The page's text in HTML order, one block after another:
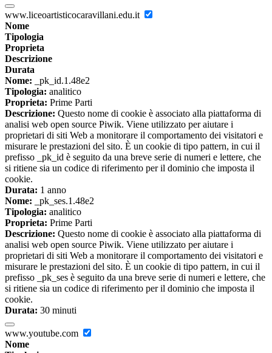
www.liceoartisticocaravillani.edu.it
Nome
Tipologia
Proprieta
Descrizione
Durata
Nome: _pk_id.1.48e2
Tipologia: analitico
Proprieta: Prime Parti
Descrizione: Questo nome di cookie è associato alla piattaforma di
analisi web open source Piwik. Viene utilizzato per aiutare i
proprietari di siti Web a monitorare il comportamento dei visitatori e
misurare le prestazioni del sito. È un cookie di tipo pattern, in cui il
prefisso _pk_id è seguito da una breve serie di numeri e lettere, che
si ritiene sia un codice di riferimento per il dominio che imposta il
cookie.
Durata: 1 anno
Nome: _pk_ses.1.48e2
Tipologia: analitico
Proprieta: Prime Parti
Descrizione: Questo nome di cookie è associato alla piattaforma di
analisi web open source Piwik. Viene utilizzato per aiutare i
proprietari di siti Web a monitorare il comportamento dei visitatori e
misurare le prestazioni del sito. È un cookie di tipo pattern, in cui il
prefisso _pk_ses è seguito da una breve serie di numeri e lettere, che
si ritiene sia un codice di riferimento per il dominio che imposta il
cookie.
Durata: 30 minuti
www.youtube.com
Nome